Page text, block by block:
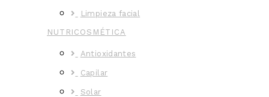
Limpieza facial
NUTRICOSMÉTICA
Antioxidantes
Capilar
Solar